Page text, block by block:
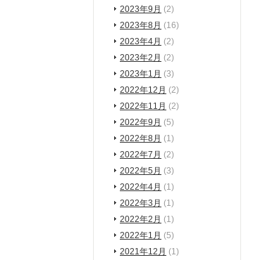
2023年9月 (2)
2023年8月 (16)
2023年4月 (2)
2023年2月 (2)
2023年1月 (3)
2022年12月 (2)
2022年11月 (2)
2022年9月 (5)
2022年8月 (1)
2022年7月 (2)
2022年5月 (3)
2022年4月 (1)
2022年3月 (1)
2022年2月 (1)
2022年1月 (5)
2021年12月 (1)